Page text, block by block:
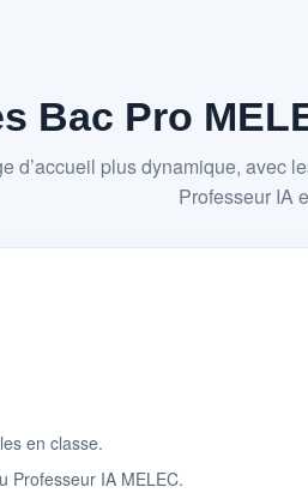
Bac Pro
d’accueil plus dynamique, avec
Professeur IA
en classe.
Professeur IA MELEC.